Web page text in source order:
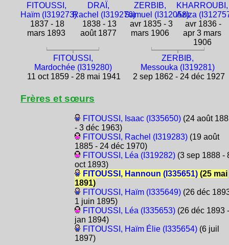
FITOUSSI,
Haïm (I319273)
1837 - 18
mars 1893
DRAÏ,
Rachel (I319276)
1838 - 13
août 1877
ZERBIB,
Samuel (I312058)
avr 1835 - 3
mars 1906
KHARROUBI,
Aziza
avr 1836 -
apr 3 mars
1906
FITOUSSI,
Mardochée (I319280)
11 oct 1859 - 28 mai 1941
ZERBIB,
Messouka (I319281)
2 sep 1862 - 24 déc 1927
Frères et sœurs
FITOUSSI, Isaac (I335650)(24 août
- 3 déc 1963)
FITOUSSI, Rachel (I319283)(19 août
1885 - 24 déc 1970)
FITOUSSI, Léa (I319282)(3 sep 1888 -
oct 1893)
FITOUSSI, Hannoun (I335651)(25 mai
1891)
FITOUSSI, Haïm (I335649)(26 déc
1 juin 1895)
FITOUSSI, Léa (I335653)(26 déc 1893
jan 1894)
FITOUSSI, Haïm Élie (I335654)(6 juil
1897)